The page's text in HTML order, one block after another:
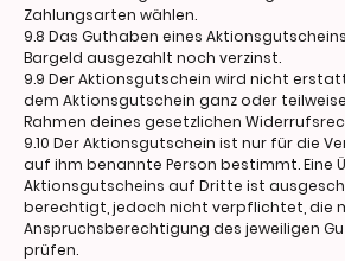
Zahlungsarten wählen.
9.8 Das Guthaben eines
Bargeld ausgezahlt noch verzinst.
9.9 Der Aktionsgutschein wird nicht
dem Aktionsgutschein ganz oder
Rahmen deines gesetzlichen
9.10 Der Aktionsgutschein ist nur für die
auf ihm benannte Person bestimmt. Eine
Aktionsgutscheins auf Dritte ist
berechtigt, jedoch nicht verpflichtet, die
Anspruchsberechtigung des jeweiligen
prüfen.